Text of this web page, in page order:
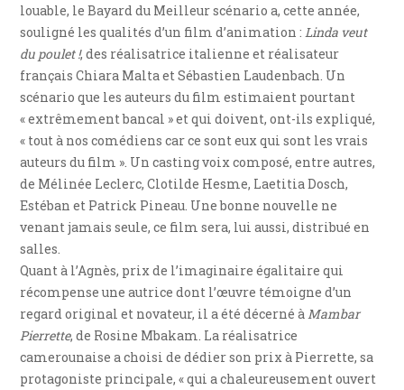
louable, le Bayard du Meilleur scénario a, cette année,
souligné les qualités d’un film d’animation : Linda veut
du poulet !, des réalisatrice italienne et réalisateur
français Chiara Malta et Sébastien Laudenbach. Un
scénario que les auteurs du film estimaient pourtant
« extrêmement bancal » et qui doivent, ont-ils expliqué,
« tout à nos comédiens car ce sont eux qui sont les vrais
auteurs du film ». Un casting voix composé, entre autres,
de Mélinée Leclerc, Clotilde Hesme, Laetitia Dosch,
Estéban et Patrick Pineau. Une bonne nouvelle ne
venant jamais seule, ce film sera, lui aussi, distribué en
salles.
Quant à l’Agnès, prix de l’imaginaire égalitaire qui
récompense une autrice dont l’œuvre témoigne d’un
regard original et novateur, il a été décerné à Mambar
Pierrette, de Rosine Mbakam. La réalisatrice
camerounaise a choisi de dédier son prix à Pierrette, sa
protagoniste principale, « qui a chaleureusement ouvert